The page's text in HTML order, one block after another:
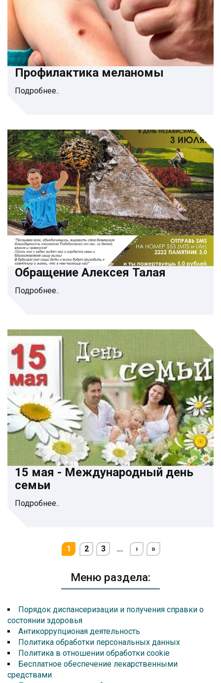
Профилактика меланомы
Подробнее..
Обращение Алексея Талая
Подробнее..
15 мая - Международный день
семьи
Подробнее..
1 2 3 ... › »
Меню раздела:
Порядок диспансеризации и получения справки о
состоянии здоровья
Антикоррупционая деятельность
Политика обработки персональных данных
Политика в отношении обработки cookie
Бесплатное обеспечение лекарственными
средствами